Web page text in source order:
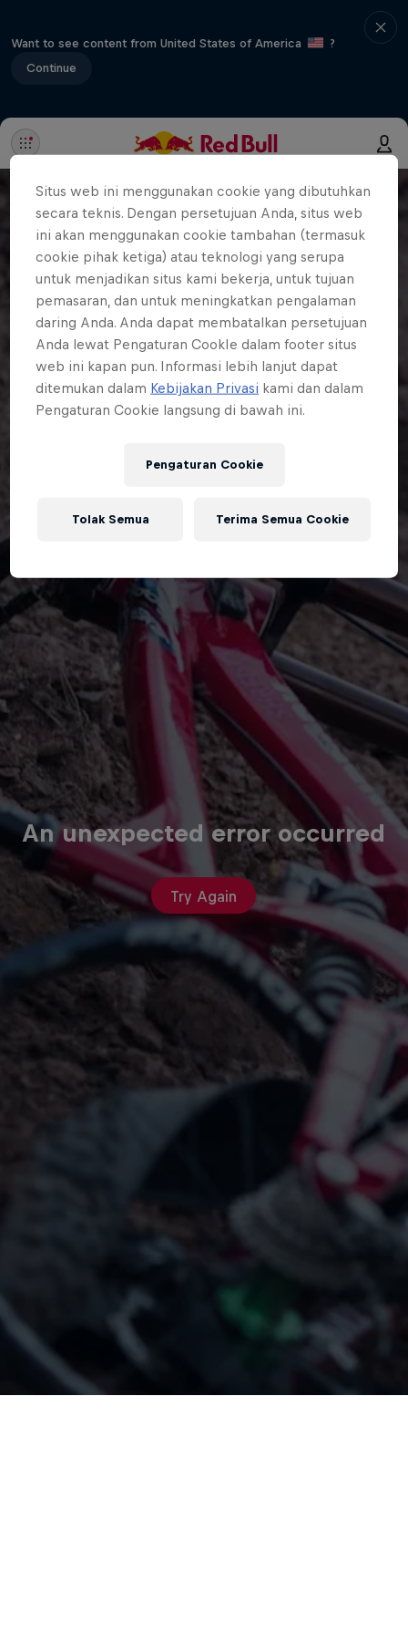
Want to see content from United States of America
?
Continue
An unexpected error occurred
Try Again
Situs web ini menggunakan cookie yang dibutuhkan
secara teknis. Dengan persetujuan Anda, situs web
ini akan menggunakan cookie tambahan (termasuk
cookie pihak ketiga) atau teknologi yang serupa
untuk menjadikan situs kami bekerja, untuk tujuan
pemasaran, dan untuk meningkatkan pengalaman
daring Anda. Anda dapat membatalkan persetujuan
Anda lewat Pengaturan CookIe dalam footer situs
web ini kapan pun. Informasi lebih lanjut dapat
ditemukan dalam Kebijakan Privasi kami dan dalam
Pengaturan Cookie langsung di bawah ini.
Pengaturan Cookie
Tolak Semua Terima Semua Cookie